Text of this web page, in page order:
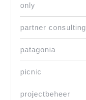
only
partner consulting
patagonia
picnic
projectbeheer